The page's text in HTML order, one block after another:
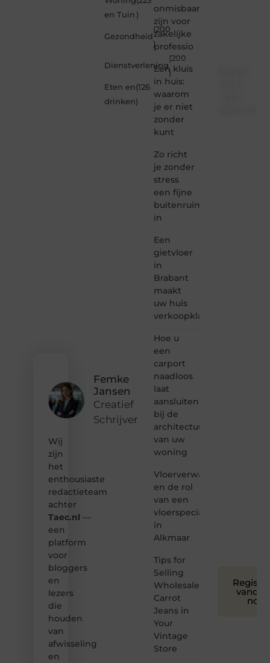
Femke
Jansen
Creatief
Schrijver
Wij
zijn
het
enthousiaste
redactieteam
achter
Taec.nl —
een
platform
voor
bloggers
en
lezers
die
houden
van
afwisseling
en
en Tuin )
Gezondheid
(200
)
Dienstverlening
(200
)
Eten en
drinken
(126
)
onmisbaar
zijn voor
zakelijke
professio
Een kluis
in huis:
waarom
je er niet
zonder
kunt
Zo richt
je zonder
stress
een fijne
buitenruimte
in
Een
gietvloer
in
Brabant
maakt
uw huis
verkoopklaar
Hoe u
een
carport
naadloos
laat
aansluiten
bij de
architectuur
van uw
woning
Vloerverwarming
en de rol
van een
vloerspecialist
in
Alkmaar
Tips for
Selling
Wholesale
Carrot
Jeans in
Your
Vintage
Store
nog